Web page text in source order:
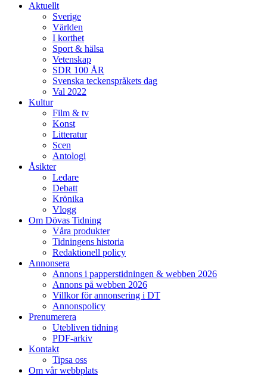
Aktuellt
Sverige
Världen
I korthet
Sport & hälsa
Vetenskap
SDR 100 ÅR
Svenska teckenspråkets dag
Val 2022
Kultur
Film & tv
Konst
Litteratur
Scen
Antologi
Åsikter
Ledare
Debatt
Krönika
Vlogg
Om Dövas Tidning
Våra produkter
Tidningens historia
Redaktionell policy
Annonsera
Annons i papperstidningen & webben 2026
Annons på webben 2026
Villkor för annonsering i DT
Annonspolicy
Prenumerera
Utebliven tidning
PDF-arkiv
Kontakt
Tipsa oss
Om vår webbplats